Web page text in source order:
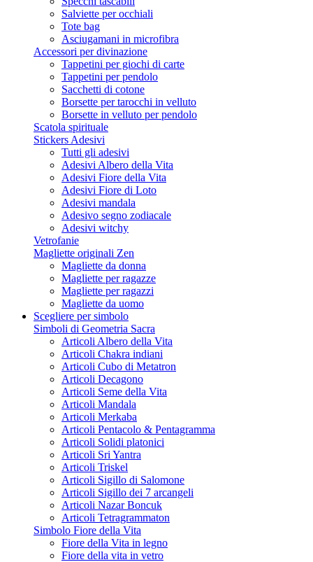
Salviette per occhiali
Tote bag
Asciugamani in microfibra
Accessori per divinazione
Tappetini per giochi di carte
Tappetini per pendolo
Sacchetti di cotone
Borsette per tarocchi in velluto
Borsette in velluto per pendolo
Scatola spirituale
Stickers Adesivi
Tutti gli adesivi
Adesivi Albero della Vita
Adesivi Fiore della Vita
Adesivi Fiore di Loto
Adesivi mandala
Adesivo segno zodiacale
Adesivi witchy
Vetrofanie
Magliette originali Zen
Magliette da donna
Magliette per ragazze
Magliette per ragazzi
Magliette da uomo
Scegliere per simbolo
Simboli di Geometria Sacra
Articoli Albero della Vita
Articoli Chakra indiani
Articoli Cubo di Metatron
Articoli Decagono
Articoli Seme della Vita
Articoli Mandala
Articoli Merkaba
Articoli Pentacolo & Pentagramma
Articoli Solidi platonici
Articoli Sri Yantra
Articoli Triskel
Articoli Sigillo di Salomone
Articoli Sigillo dei 7 arcangeli
Articoli Nazar Boncuk
Articoli Tetragrammaton
Simbolo Fiore della Vita
Fiore della Vita in legno
Fiore della vita in vetro